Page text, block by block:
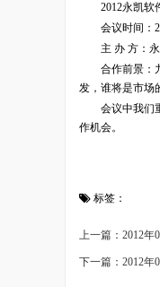
2012永凯软
会议时间：
主 办 方：永
合作前景：九
发，谁将是市场
会议中我们重
作机会。
标签：
上一篇：2012年
下一篇：2012年